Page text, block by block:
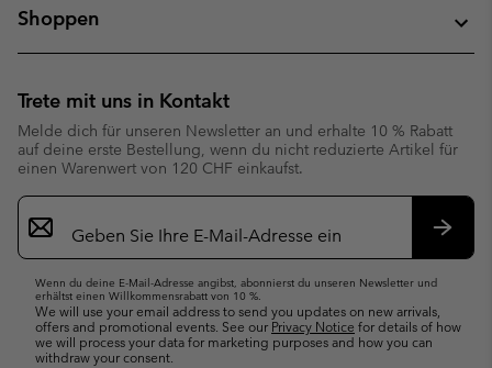
Shoppen
Trete mit uns in Kontakt
Melde dich für unseren Newsletter an und erhalte 10 % Rabatt
auf deine erste Bestellung, wenn du nicht reduzierte Artikel für
einen Warenwert von 120 CHF einkaufst.
Newsletter-
Anmeldung
Wenn du deine E-Mail-Adresse angibst, abonnierst du unseren Newsletter und
erhältst einen Willkommensrabatt von 10 %.
We will use your email address to send you updates on new arrivals,
offers and promotional events. See our Privacy Notice for details of how
we will process your data for marketing purposes and how you can
withdraw your consent.